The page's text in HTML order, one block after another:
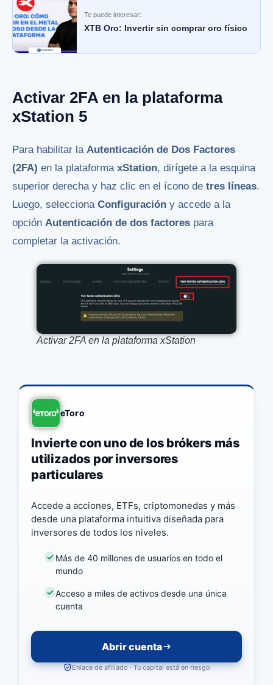
Te puede interesar:
XTB Oro: Invertir sin comprar oro físico
Activar 2FA en la plataforma
xStation 5
Para habilitar la Autenticación de Dos Factores
(2FA) en la plataforma xStation, dirígete a la esquina
superior derecha y haz clic en el ícono de tres líneas.
Luego, selecciona Configuración y accede a la
opción Autenticación de dos factores para
completar la activación.
Activar 2FA en la plataforma xStation
eToro
Invierte con uno de los brókers más
utilizados por inversores
particulares
Accede a acciones, ETFs, criptomonedas y más
desde una plataforma intuitiva diseñada para
inversores de todos los niveles.
Más de 40 millones de usuarios en todo el
mundo
Acceso a miles de activos desde una única
cuenta
Abrir cuenta
Enlace de afiliado · Tu capital está en riesgo